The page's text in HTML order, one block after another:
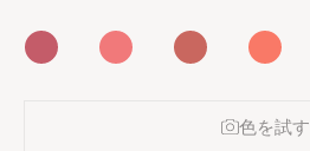
色を試す